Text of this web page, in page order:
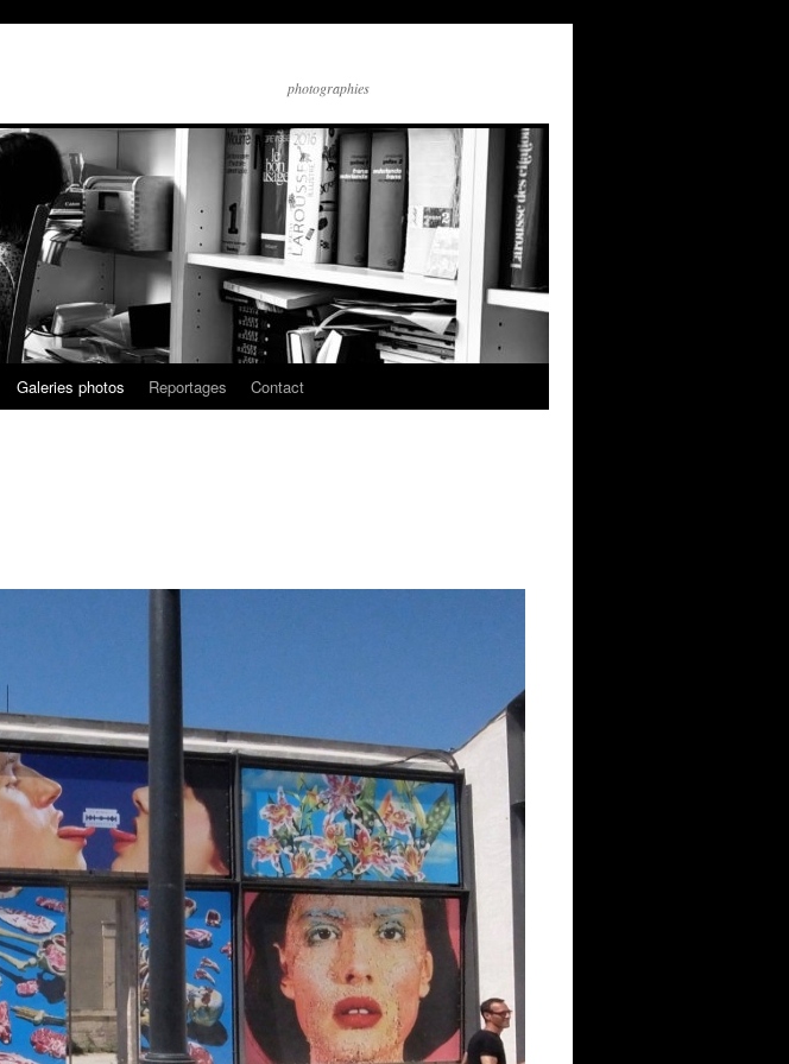
photographies
Galeries photos Reportages Contact